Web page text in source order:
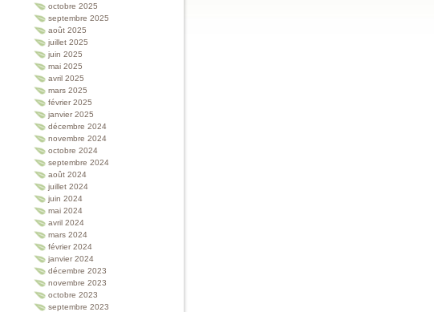
octobre 2025
septembre 2025
août 2025
juillet 2025
juin 2025
mai 2025
avril 2025
mars 2025
février 2025
janvier 2025
décembre 2024
novembre 2024
octobre 2024
septembre 2024
août 2024
juillet 2024
juin 2024
mai 2024
avril 2024
mars 2024
février 2024
janvier 2024
décembre 2023
novembre 2023
octobre 2023
septembre 2023